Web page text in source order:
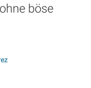
böse